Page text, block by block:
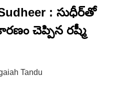
: సుధీర్‌తో
చెప్పిన ర‌ష్మీ
Tandu